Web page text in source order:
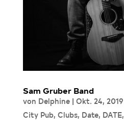
Sam Gruber Band
von Delphine| Okt. 24, 2019
City Pub, Clubs, Date, DATE,